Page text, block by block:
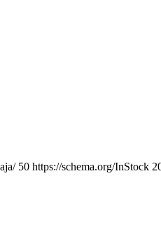
50 https://schema.org/InStock